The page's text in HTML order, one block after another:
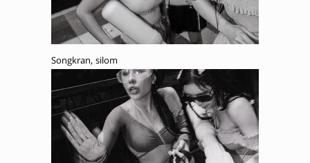
Songkran, silom